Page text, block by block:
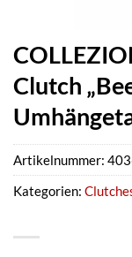
Clutch
Artikelnummer:
Kategorien: